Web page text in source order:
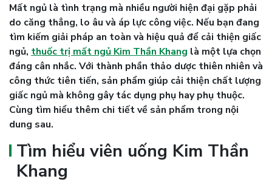
Mất ngủ là tình trạng mà nhiều người hiện đại gặp phải
do căng thẳng, lo âu và áp lực công việc. Nếu bạn đang
tìm kiếm giải pháp an toàn và hiệu quả để cải thiện giấc
ngủ, thuốc trị mất ngủ Kim Thần Khang là một lựa chọn
đáng cân nhắc. Với thành phần thảo dược thiên nhiên và
công thức tiên tiến, sản phẩm giúp cải thiện chất lượng
giấc ngủ mà không gây tác dụng phụ hay phụ thuộc.
Cùng tìm hiểu thêm chi tiết về sản phẩm trong nội
dung sau.
Tìm hiểu viên uống Kim Thần
Khang